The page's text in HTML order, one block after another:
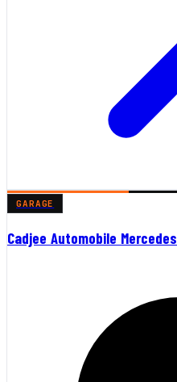
GARAGE
Cadjee Automobile Mercedes